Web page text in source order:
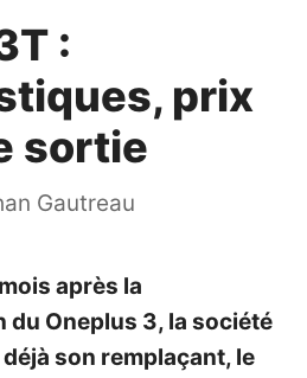
:
prix
sortie
Gautreau
après la
Oneplus 3, la société
son remplaçant, le